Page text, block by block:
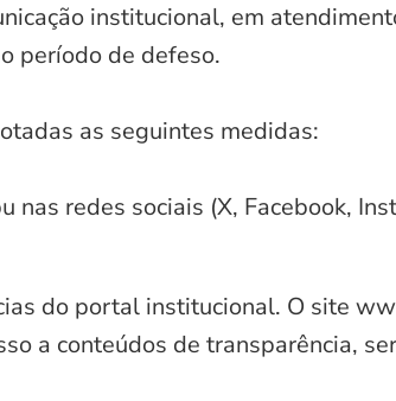
institucional, em
período de defeso.
as seguintes medidas:
nas redes sociais (X, Facebook,
do portal institucional. O site
a conteúdos de transparência,